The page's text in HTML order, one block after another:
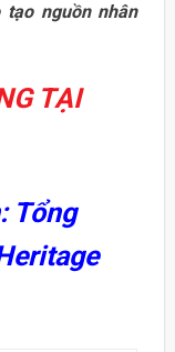
tạo nguồn nhân
TẠI
Tổng